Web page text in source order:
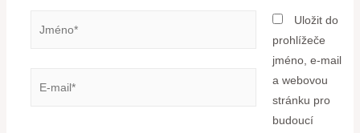
Uložit do
prohlížeče
jméno, e-mail
a webovou
stránku pro
budoucí